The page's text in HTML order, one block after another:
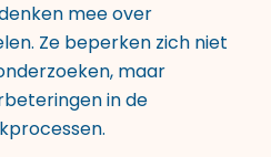
mee over
Ze beperken zich niet
maar
in de